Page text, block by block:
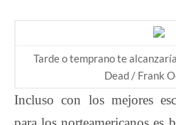
Tarde o temprano te
Dead / Frank
Incluso con los mejores